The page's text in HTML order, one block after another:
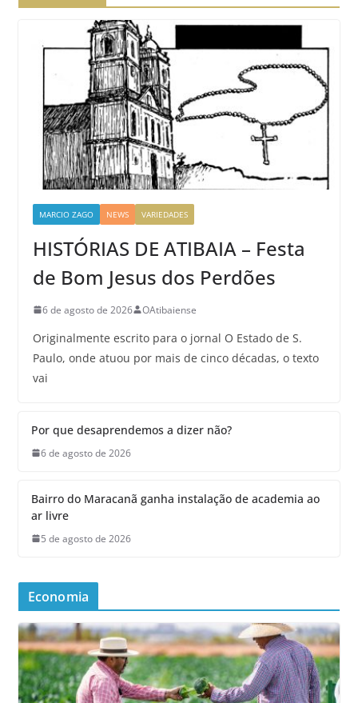
MARCIO ZAGO NEWS VARIEDADES
HISTÓRIAS DE ATIBAIA – Festa
de Bom Jesus dos Perdões
6 de agosto de 2026 OAtibaiense
Originalmente escrito para o jornal O Estado de S.
Paulo, onde atuou por mais de cinco décadas, o texto
vai
Por que desaprendemos a dizer não?
6 de agosto de 2026
Bairro do Maracanã ganha instalação de academia ao
ar livre
5 de agosto de 2026
Economia